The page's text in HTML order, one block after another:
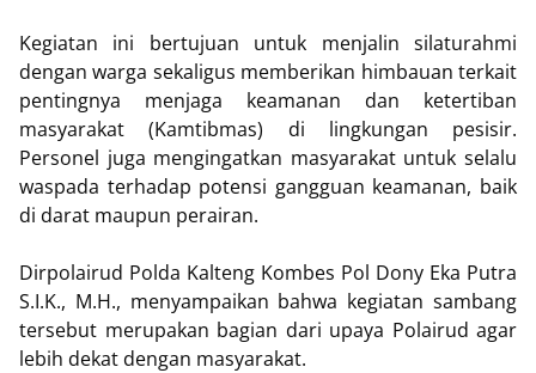
Kegiatan ini bertujuan untuk menjalin silaturahmi
dengan warga sekaligus memberikan himbauan terkait
pentingnya menjaga keamanan dan ketertiban
masyarakat (Kamtibmas) di lingkungan pesisir.
Personel juga mengingatkan masyarakat untuk selalu
waspada terhadap potensi gangguan keamanan, baik
di darat maupun perairan.
Dirpolairud Polda Kalteng Kombes Pol Dony Eka Putra
S.I.K., M.H., menyampaikan bahwa kegiatan sambang
tersebut merupakan bagian dari upaya Polairud agar
lebih dekat dengan masyarakat.